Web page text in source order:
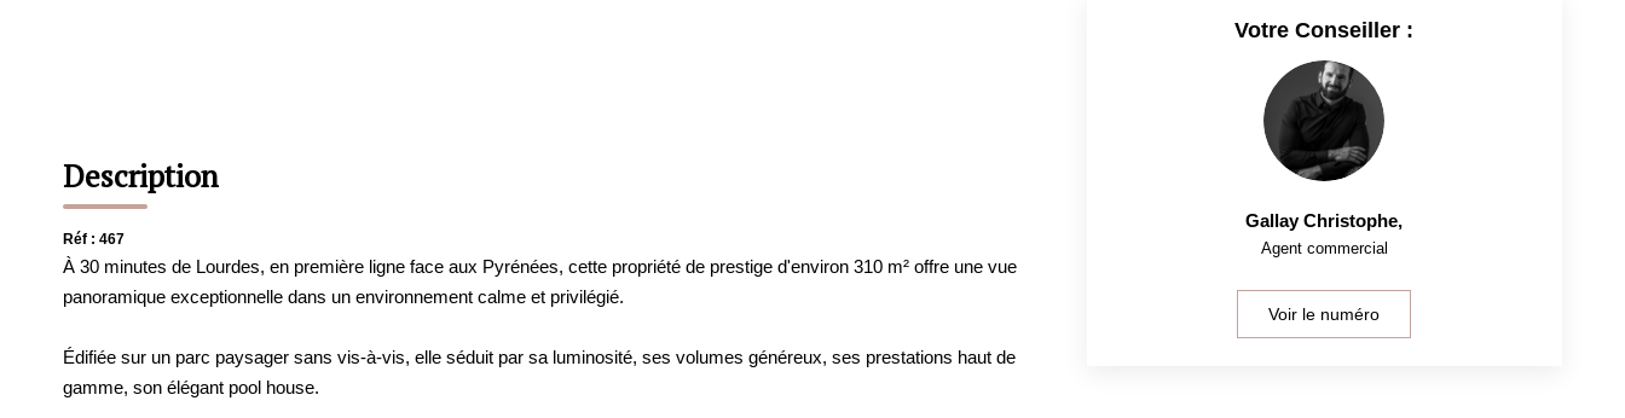
Description
Réf : 467
À 30 minutes de Lourdes, en première ligne face aux Pyrénées, cette propriété de prestige d'environ 310 m² offre une vue
panoramique exceptionnelle dans un environnement calme et privilégié.
Édifiée sur un parc paysager sans vis-à-vis, elle séduit par sa luminosité, ses volumes généreux, ses prestations haut de
gamme, son élégant pool house.
Votre Conseiller :
Gallay Christophe,
Agent commercial
Voir le numéro